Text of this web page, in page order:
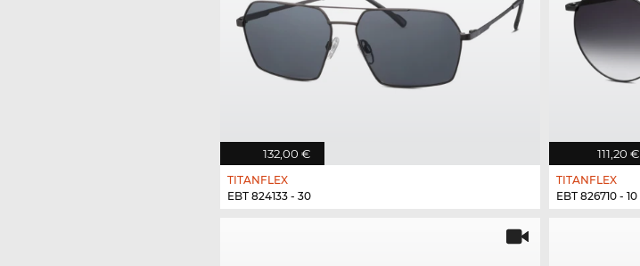
132,00 €
TITANFLEX
EBT 824133 - 30
111,20 €
TITANFLEX
EBT 826710 - 10